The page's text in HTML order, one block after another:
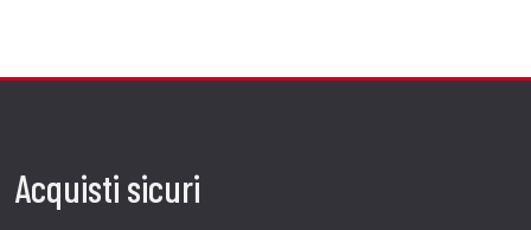
Acquisti sicuri